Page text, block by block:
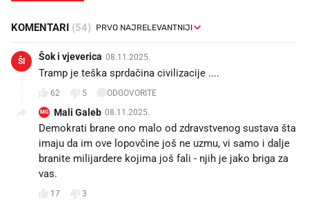
KOMENTARI (54)
ŠI Šok i vjeverica 08.11.2025.
Tramp je teška sprdačina civilizacije ....
62 5 ODGOVORITE
MG Mali Galeb 08.11.2025.
Demokrati brane ono malo od zdravstvenog sustava šta
imaju da im ove lopovčine još ne uzmu, vi samo i dalje
branite milijardere kojima još fali - njih je jako briga za
vas.
17 3